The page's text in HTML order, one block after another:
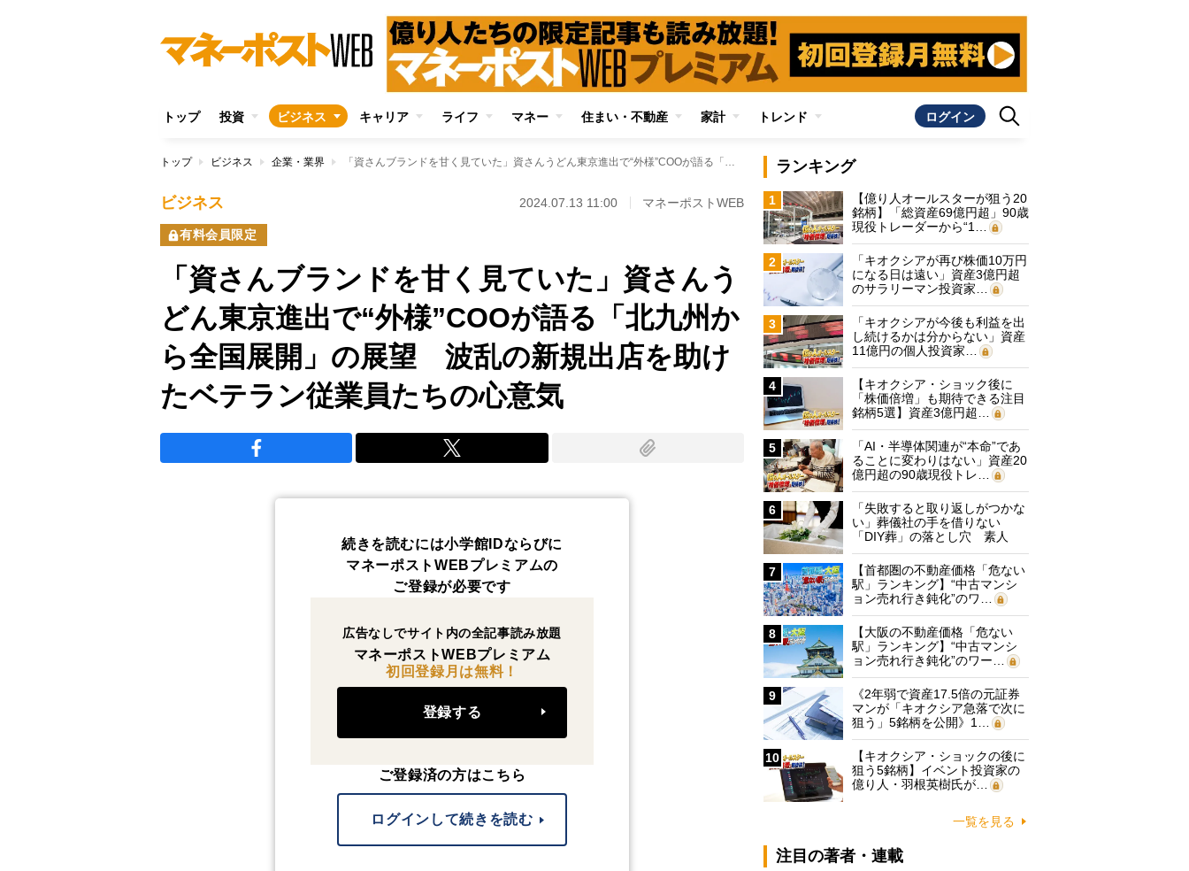
トップ 投資 ビジネス キャリア ライフ マネー 住まい・不動産 家計 トレンド ログイン
トップ ビジネス 企業・業界 「資さんブランドを甘く見ていた」資さんうどん東京進出で“外様”COOが語る「北九州から全国展開」の展望 波乱の新規出店を助けたベテラン従業員たちの心意気
ビジネス 2024.07.13 11:00 マネーポストWEB
有料会員限定
「資さんブランドを甘く見ていた」資さんう
どん東京進出で“外様”COOが語る「北九州か
ら全国展開」の展望 波乱の新規出店を助け
たベテラン従業員たちの心意気
続きを読むには小学館IDならびに
マネーポストWEBプレミアムの
ご登録が必要です
広告なしでサイト内の全記事読み放題
マネーポストWEBプレミアム
初回登録月は無料！
登録する
ご登録済の方はこちら
ログインして続きを読む
ランキング
1
【億り人オールスターが狙う20
銘柄】「総資産69億円超」90歳
現役トレーダーから“1…
2
「キオクシアが再び株価10万円
になる日は遠い」資産3億円超
のサラリーマン投資家…
3
「キオクシアが今後も利益を出
し続けるかは分からない」資産
11億円の個人投資家…
4
【キオクシア・ショック後に
「株価倍増」も期待できる注目
銘柄5選】資産3億円超…
5
「AI・半導体関連が“本命”であ
ることに変わりはない」資産20
億円超の90歳現役トレ…
6
「失敗すると取り返しがつかな
い」葬儀社の手を借りない
「DIY葬」の落とし穴 素人
に…
7
【首都圏の不動産価格「危ない
駅」ランキング】“中古マンシ
ョン売れ行き鈍化”のワ…
8
【大阪の不動産価格「危ない
駅」ランキング】“中古マンシ
ョン売れ行き鈍化”のワー…
9
《2年弱で資産17.5倍の元証券
マンが「キオクシア急落で次に
狙う」5銘柄を公開》1…
10
【キオクシア・ショックの後に
狙う5銘柄】イベント投資家の
億り人・羽根英樹氏が…
一覧を見る
注目の著者・連載